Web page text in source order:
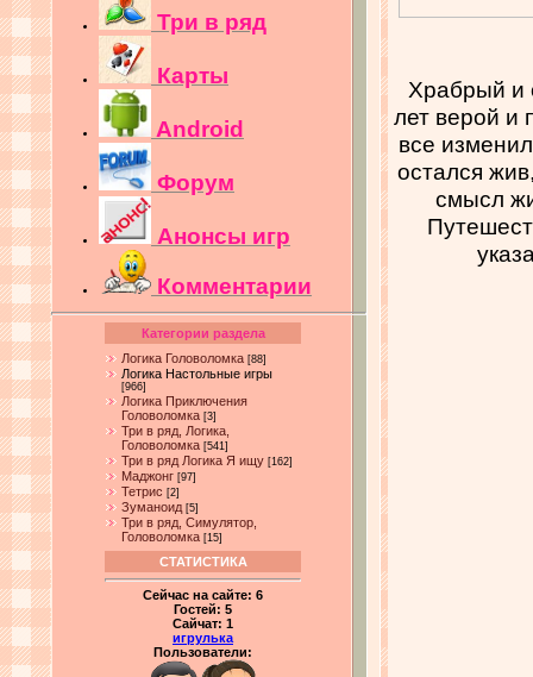
Три в ряд
Карты
Android
Форум
Анонсы игр
Комментарии
Категории раздела
Логика Головоломка [88]
Логика Настольные игры
[966]
Логика Приключения
Головоломка [3]
Три в ряд, Логика,
Головоломка [541]
Три в ряд Логика Я ищу [162]
Маджонг [97]
Тетрис [2]
Зуманоид [5]
Три в ряд, Симулятор,
Головоломка [15]
СТАТИСТИКА
Сейчас на сайте: 6
Гостей: 5
Сайчат: 1
игрулька
Пользователи:
Храбрый и
лет верой и
все
остался
смысл